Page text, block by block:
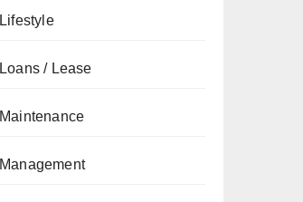
Lifestyle
Loans / Lease
Maintenance
Management